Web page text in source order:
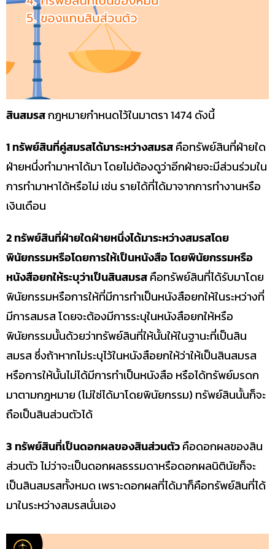
สินสมรสกฎหมายกำหนดไว้ในมาตรา 1474 ดังนี้
1 ทรัพย์สินที่คู่สมรสได้มาระหว่างสมรสคือทรัพย์สินที่ฝ่ายใด
ฝ่ายหนึ่งทำมาหาได้มา โดยไม่ต้องดูว่าอีกฝ่ายจะมีส่วนร่วมใน
การทำมาหาได้หรือไม่ เช่น รายได้ที่ได้มาจากการทำงานหรือ
เงินเดือน
2 ทรัพย์สินที่ฝ่ายใดฝ่ายหนึ่งได้มาระหว่างสมรสโดย
พินัยกรรมหรือโดยการให้เป็นหนังสือ โดยพินัยกรรมหรือ
หนังสือยกให้ระบุว่าเป็นสินสมรสคือทรัพย์สินที่ได้รับมาโดย
พินัยกรรมหรือการให้ที่มีการทำเป็นหนังสือยกให้ในระหว่างที่
มีการสมรส โดยจะต้องมีการระบุในหนังสือยกให้หรือ
พินัยกรรมนั้นด้วยว่าทรัพย์สินที่ให้นั้นให้ในฐานะที่เป็นสิน
สมรส ซึ่งถ้าหากไม่ระบุไว้ในหนังสือยกให้ว่าให้เป็นสินสมรส
หรือการให้นั้นไม่ได้มีการทำเป็นหนังสือ หรือได้ทรัพย์มรดก
มาตามกฎหมาย (ไม่ใช่ได้มาโดยพินัยกรรม) ทรัพย์สินนั้นก็จะ
ถือเป็นสินส่วนตัวได้
3 ทรัพย์สินที่เป็นดอกผลของสินส่วนตัวคือดอกผลของสิน
ส่วนตัว ไม่ว่าจะเป็นดอกผลธรรมดาหรือดอกผลนิตินัยก็จะ
เป็นสินสมรสทั้งหมด เพราะดอกผลที่ได้มาก็คือทรัพย์สินที่ได้
มาในระหว่างสมรสนั่นเอง